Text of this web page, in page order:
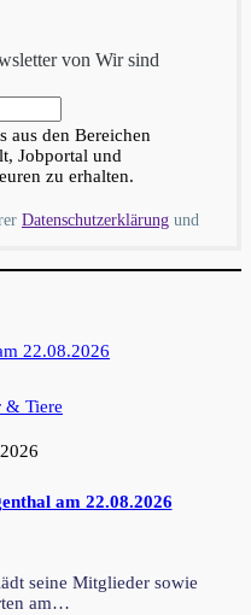
von Wir sind
aus den Bereichen
Jobportal und
zu erhalten.
Datenschutzerklärung und
& Tiere
am 22.08.2026
seine Mitglieder sowie
am…